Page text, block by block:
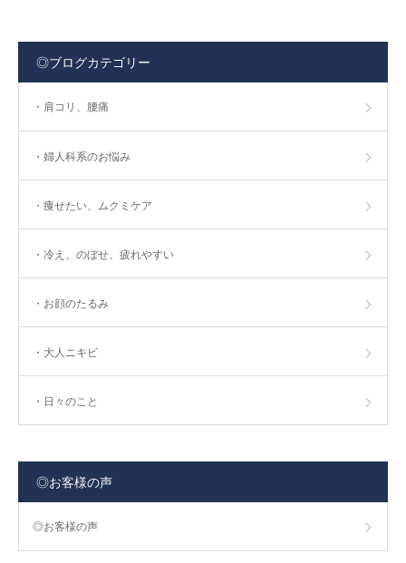
◎ブログカテゴリー
・肩コリ、腰痛
・婦人科系のお悩み
・痩せたい、ムクミケア
・冷え、のぼせ、疲れやすい
・お顔のたるみ
・大人ニキビ
・日々のこと
◎お客様の声
◎お客様の声